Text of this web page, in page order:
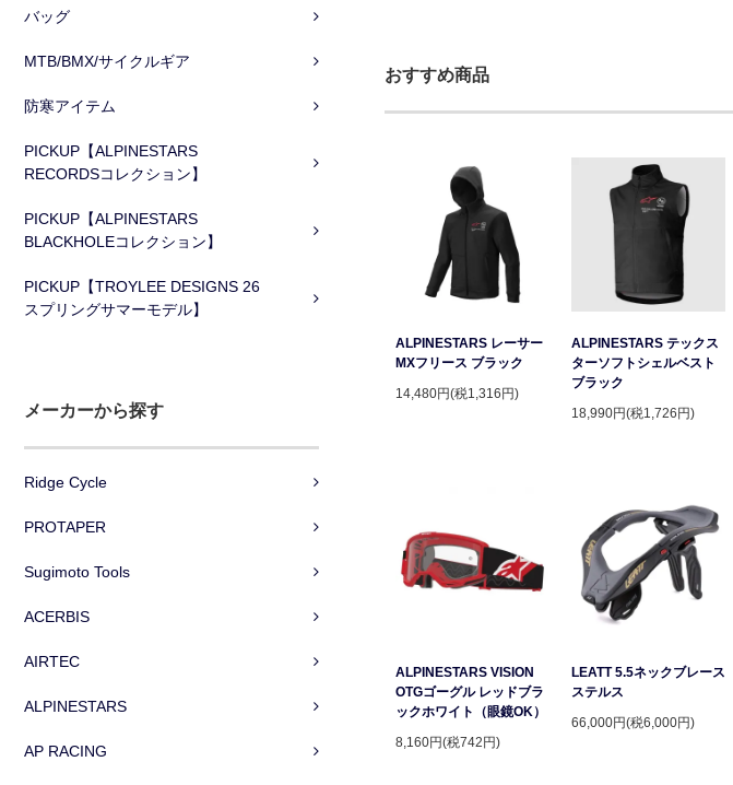
バッグ
MTB/BMX/サイクルギア
防寒アイテム
PICKUP【ALPINESTARS
RECORDSコレクション】
PICKUP【ALPINESTARS
BLACKHOLEコレクション】
PICKUP【TROYLEE DESIGNS 26
スプリングサマーモデル】
メーカーから探す
Ridge Cycle
PROTAPER
Sugimoto Tools
ACERBIS
AIRTEC
ALPINESTARS
AP RACING
おすすめ商品
ALPINESTARS レーサー
MXフリース ブラック
14,480円(税1,316円)
ALPINESTARS テックス
ターソフトシェルベスト
ブラック
18,990円(税1,726円)
ALPINESTARS VISION
OTGゴーグル レッドブラ
ックホワイト（眼鏡OK）
8,160円(税742円)
LEATT 5.5ネックブレース
ステルス
66,000円(税6,000円)